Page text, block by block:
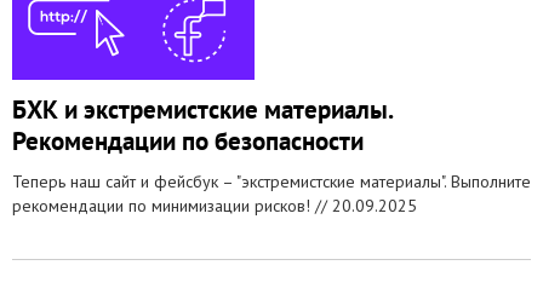
БХК и экстремистские материалы.
Рекомендации по безопасности
Теперь наш сайт и фейсбук – "экстремистские материалы". Выполните
рекомендации по минимизации рисков! //20.09.2025